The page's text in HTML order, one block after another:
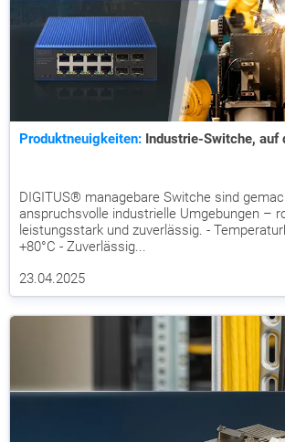
Produktneuigkeiten: Industrie-Switche, auf
DIGITUS® managebare Switche sind
anspruchsvolle industrielle Umgebungen –
leistungsstark und zuverlässig. -
+80°C - Zuverlässig...
23.04.2025